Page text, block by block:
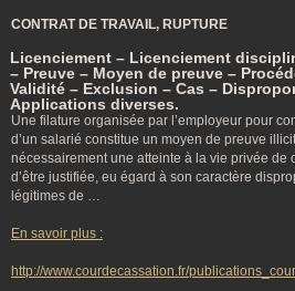
CONTRAT DE TRAVAIL, RUPTURE
Licenciement – Licenciement
– Preuve – Moyen de preuve –
Validité – Exclusion – Cas –
Applications diverses.
Une filature organisée par l’employeur pour
d’un salarié constitue un moyen de preuve
nécessairement une atteinte à la vie privée de
d’être justifiée, eu égard à son caractère
légitimes de …
En savoir plus :
http://www.courdecassation.fr/